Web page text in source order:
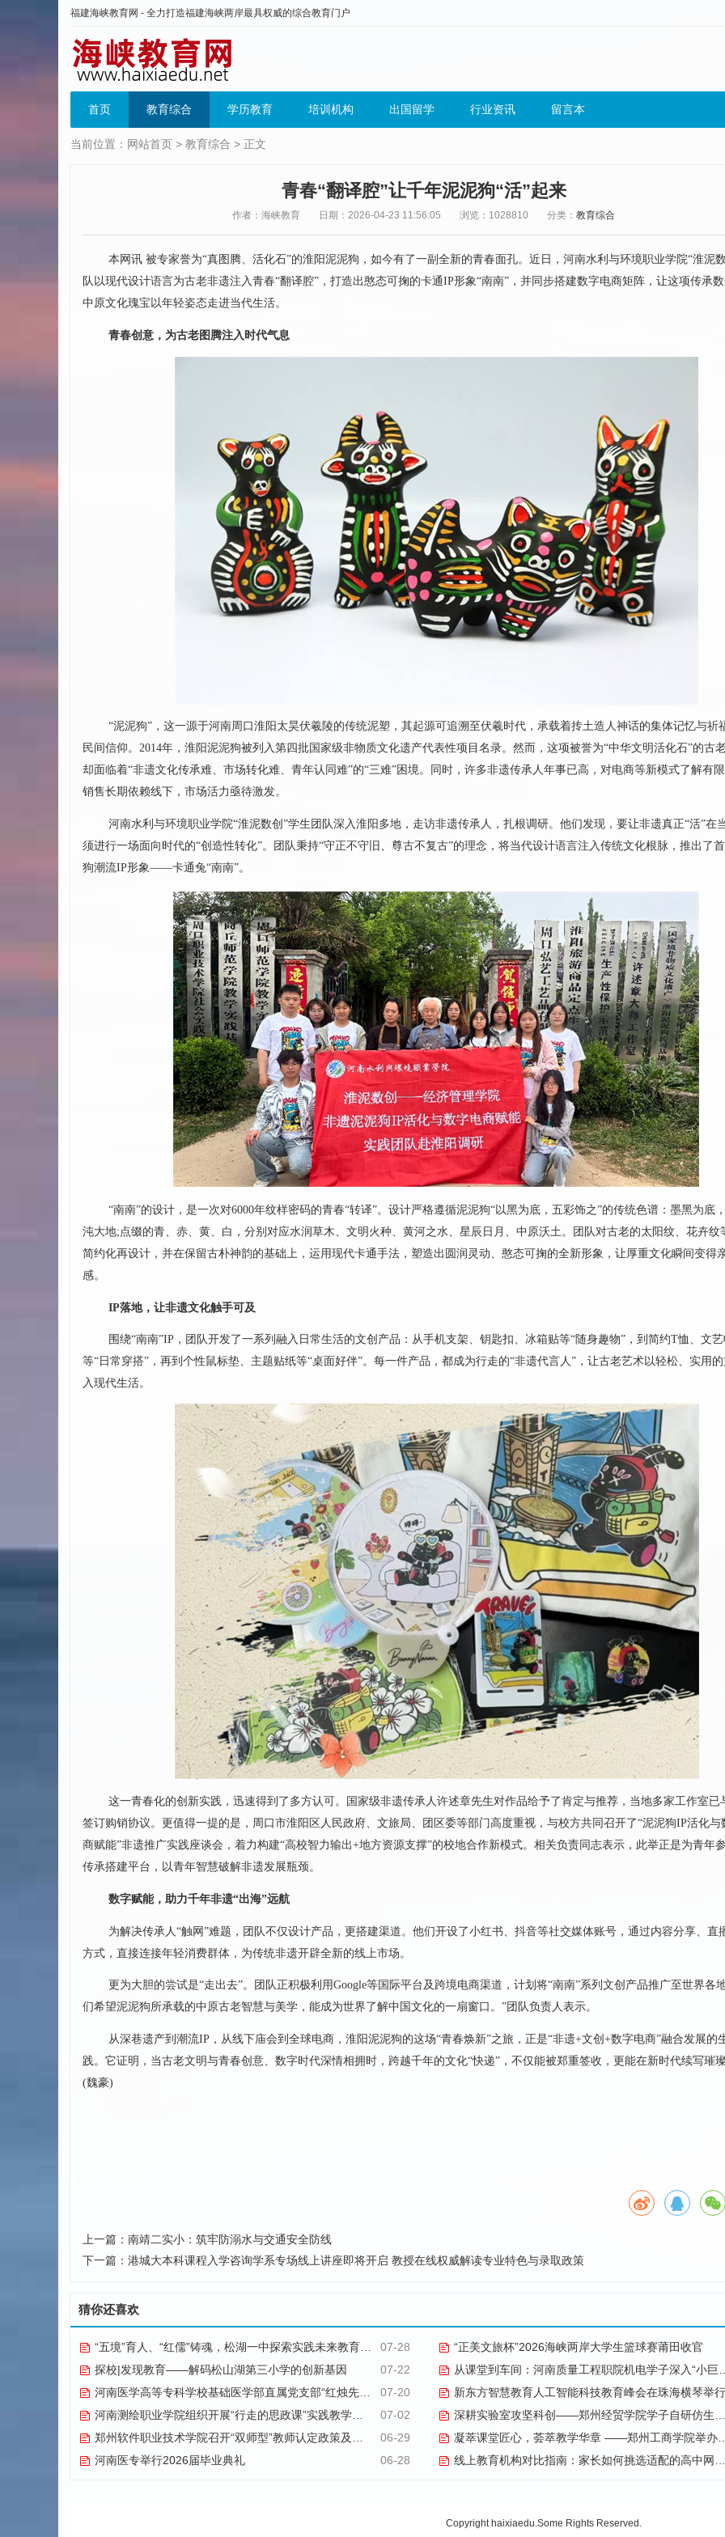
福建海峡教育网 - 全力打造福建海峡两岸最具权威的综合教育门户
首页 教育综合 学历教育 培训机构 出国留学 行业资讯 留言本
当前位置： 网站首页 > 教育综合 > 正文
青春“翻译腔”让千年泥泥狗“活”起来
作者：海峡教育 日期：2026-04-23 11:56:05 浏览：1028810 分类：教育综合
本网讯 被专家誉为“真图腾、活化石”的淮阳泥泥狗，如今有了一副全新的青春面孔。近日，河南水利与环境职业学院“淮泥
队以现代设计语言为古老非遗注入青春“翻译腔”，打造出憨态可掬的卡通IP形象“南南”，并同步搭建数字电商矩阵，让这项传承
中原文化瑰宝以年轻姿态走进当代生活。
青春创意，为古老图腾注入时代气息
“泥泥狗”，这一源于河南周口淮阳太昊伏羲陵的传统泥塑，其起源可追溯至伏羲时代，承载着抟土造人神话的集体记忆与祈
民间信仰。2014年，淮阳泥泥狗被列入第四批国家级非物质文化遗产代表性项目名录。然而，这项被誉为“中华文明活化石”的古
却面临着“非遗文化传承难、市场转化难、青年认同难”的“三难”困境。同时，许多非遗传承人年事已高，对电商等新模式了解有
销售长期依赖线下，市场活力亟待激发。
河南水利与环境职业学院“淮泥数创”学生团队深入淮阳多地，走访非遗传承人，扎根调研。他们发现，要让非遗真正“活”在
须进行一场面向时代的“创造性转化”。团队秉持“守正不守旧、尊古不复古”的理念，将当代设计语言注入传统文化根脉，推出了
狗潮流IP形象——卡通兔“南南”。
“南南”的设计，是一次对6000年纹样密码的青春“转译”。设计严格遵循泥泥狗“以黑为底，五彩饰之”的传统色谱：墨黑为底
沌大地;点缀的青、赤、黄、白，分别对应水润草木、文明火种、黄河之水、星辰日月、中原沃土。团队对古老的太阳纹、花卉纹
简约化再设计，并在保留古朴神韵的基础上，运用现代卡通手法，塑造出圆润灵动、憨态可掬的全新形象，让厚重文化瞬间变得
感。
IP落地，让非遗文化触手可及
围绕“南南”IP，团队开发了一系列融入日常生活的文创产品：从手机支架、钥匙扣、冰箱贴等“随身趣物”，到简约T恤、文
等“日常穿搭”，再到个性鼠标垫、主题贴纸等“桌面好伴”。每一件产品，都成为行走的“非遗代言人”，让古老艺术以轻松、实用
入现代生活。
这一青春化的创新实践，迅速得到了多方认可。国家级非遗传承人许述章先生对作品给予了肯定与推荐，当地多家工作室已
签订购销协议。更值得一提的是，周口市淮阳区人民政府、文旅局、团区委等部门高度重视，与校方共同召开了“泥泥狗IP活化与
商赋能”非遗推广实践座谈会，着力构建“高校智力输出+地方资源支撑”的校地合作新模式。相关负责同志表示，此举正是为青年
传承搭建平台，以青年智慧破解非遗发展瓶颈。
数字赋能，助力千年非遗“出海”远航
为解决传承人“触网”难题，团队不仅设计产品，更搭建渠道。他们开设了小红书、抖音等社交媒体账号，通过内容分享、直
方式，直接连接年轻消费群体，为传统非遗开辟全新的线上市场。
更为大胆的尝试是“走出去”。团队正积极利用Google等国际平台及跨境电商渠道，计划将“南南”系列文创产品推广至世界各
们希望泥泥狗所承载的中原古老智慧与美学，能成为世界了解中国文化的一扇窗口。”团队负责人表示。
从深巷遗产到潮流IP，从线下庙会到全球电商，淮阳泥泥狗的这场“青春焕新”之旅，正是“非遗+文创+数字电商”融合发展的
践。它证明，当古老文明与青春创意、数字时代深情相拥时，跨越千年的文化“快递”，不仅能被郑重签收，更能在新时代续写璀
(魏豪)
上一篇： 南靖二实小：筑牢防溺水与交通安全防线
下一篇： 港城大本科课程入学咨询学系专场线上讲座即将开启 教授在线权威解读专业特色与录取政策
猜你还喜欢
07-28
“五境”育人、“红儒”铸魂，松湖一中探索实践未来教育纪实
“正美文旅杯”​2026海峡两岸大学生篮球赛莆田收官
07-22
探校|发现教育——解码松山湖第三小学的创新基因
从课堂到车间：河南质量工程职院机电学子深入“小巨人”企业，交出8份青春“智造”答卷
07-20
河南医学高等专科学校基础医学部直属党支部“红烛先锋”党建品牌创建纪实
新东方智慧教育人工智能科技教育峰会在珠海横琴举行
07-02
河南测绘职业学院组织开展“行走的思政课”实践教学活动
深耕实验室攻坚科创——郑州经贸学院学子自研仿生机械手
06-29
郑州软件职业技术学院召开“双师型”教师认定政策及企业实践专项解读会议
凝萃课堂匠心，荟萃教学华章 ——郑州工商学院举办2026年优秀教学材料展览会
06-28
河南医专举行2026届毕业典礼 线上教育机构对比指南：家长如何挑选适配的高中网课品牌
Copyright haixiaedu.Some Rights Reserved.